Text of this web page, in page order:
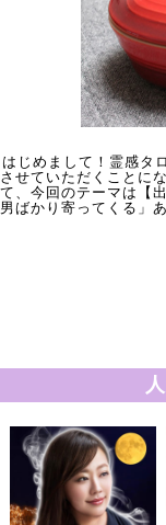
はじめまして！霊感タ
させていただくことに
て、今回のテーマは【
男ばかり寄ってくる」